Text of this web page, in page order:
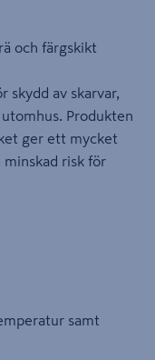
och färgskikt
skydd av skarvar,
Produkten
ger ett mycket
risk för
samt